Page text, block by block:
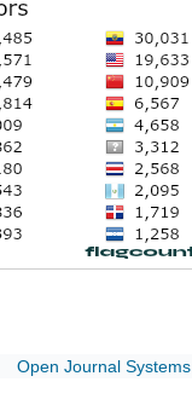
Open Journal Systems